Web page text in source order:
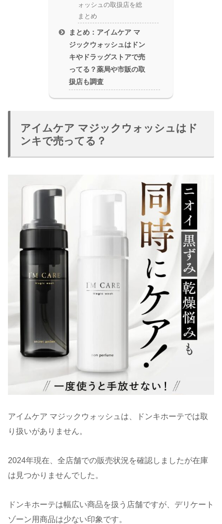
ォッシュの取扱店を総
まとめ
まとめ：アイムケア マ
ジックウォッシュはドン
キやドラッグストアで売
ってる？薬局や市販の取
扱店も調査
アイムケア マジックウォッシュはド
ンキで売ってる？
アイムケア マジックウォッシュは、ドンキホーテでは取
り扱いがありません。
2024年現在、全店舗での販売状況を確認しましたが在庫
は見つかりませんでした。
ドンキホーテは幅広い商品を扱う店舗ですが、デリケート
ゾーン用商品は少ない印象です。